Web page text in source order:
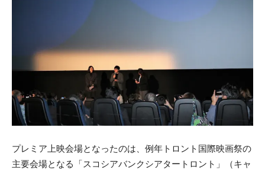
プレミア上映会場となったのは、例年トロント国際映画祭の
主要会場となる「スコシアバンクシアタートロント」（キャ